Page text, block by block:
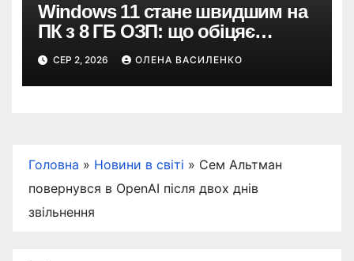
Windows 11 стане швидшим на
ПК з 8 ГБ ОЗП: що обіцяє
Microsoft
СЕР 2, 2026 ОЛЕНА ВАСИЛЕНКО
Головна » Новини в світі » Сем Альтман
повернувся в OpenAI після двох днів
звільнення